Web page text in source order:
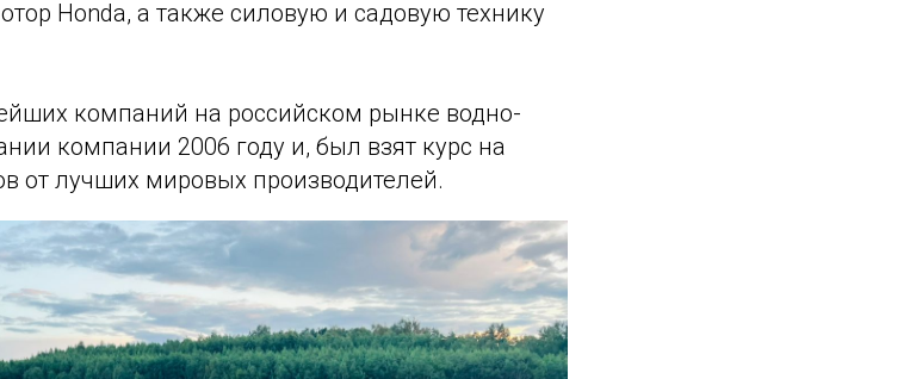
Honda, а также силовую и садовую технику
компаний на российском рынке водно-
компании 2006 году и, был взят курс на
от лучших мировых производителей.